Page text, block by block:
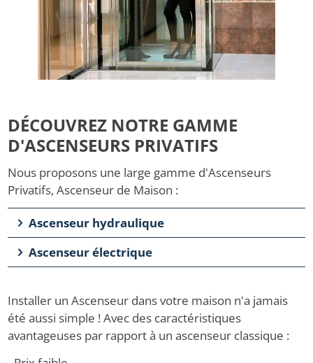
DÉCOUVREZ NOTRE GAMME
D'ASCENSEURS PRIVATIFS
Nous proposons une large gamme d'Ascenseurs
Privatifs, Ascenseur de Maison :
Ascenseur hydraulique
Ascenseur électrique
Installer un Ascenseur dans votre maison n'a jamais
été aussi simple ! Avec des caractéristiques
avantageuses par rapport à un ascenseur classique :